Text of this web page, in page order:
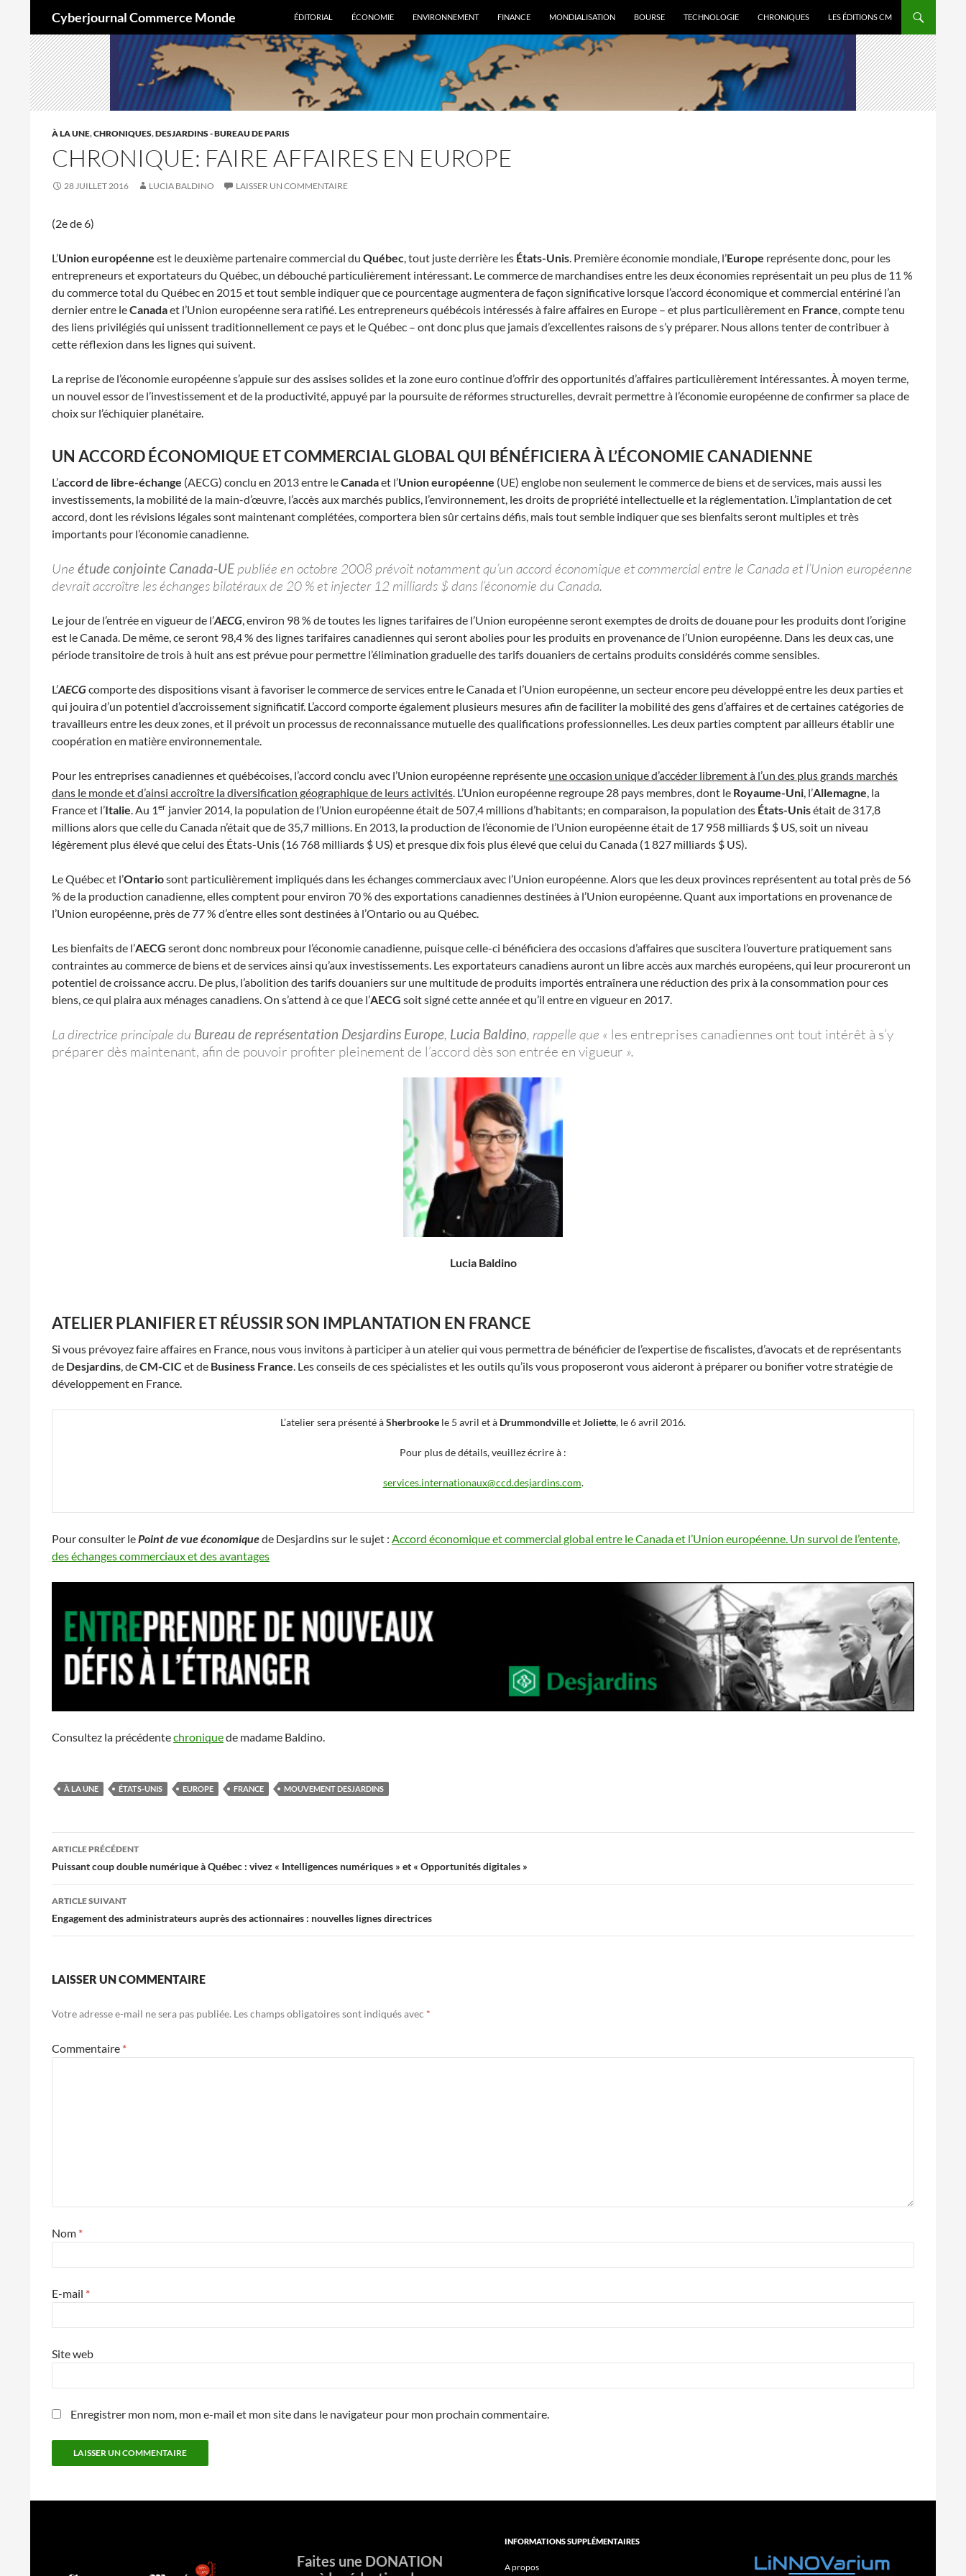
contenu
Cyberjournal Commerce Monde ÉDITORIAL ÉCONOMIE ENVIRONNEMENT FINANCE MONDIALISATION BOURSE TECHNOLOGIE CHRONIQUES LES ÉDITIONS CM
À LA UNE,CHRONIQUES,DESJARDINS - BUREAU DE PARIS
CHRONIQUE: FAIRE AFFAIRES EN EUROPE
28 JUILLET 2016 LUCIA BALDINO LAISSER UN COMMENTAIRE
(2e de 6)
L’Union européenne est le deuxième partenaire commercial du Québec, tout juste derrière les États-Unis. Première économie mondiale, l’Europe représente donc, pour les
entrepreneurs et exportateurs du Québec, un débouché particulièrement intéressant. Le commerce de marchandises entre les deux économies représentait un peu plus de 11 %
du commerce total du Québec en 2015 et tout semble indiquer que ce pourcentage augmentera de façon significative lorsque l’accord économique et commercial entériné l’an
dernier entre leCanadaet l’Union européenne sera ratifié. Les entrepreneurs québécois intéressés à faire affaires en Europe – et plus particulièrement en France, compte tenu
des liens privilégiés qui unissent traditionnellement ce pays et le Québec – ont donc plus que jamais d’excellentes raisons de s’y préparer. Nous allons tenter de contribuer à
cette réflexion dans les lignes qui suivent.
La reprise de l’économie européenne s’appuie sur des assises solides et la zone euro continue d’offrir des opportunités d’affaires particulièrement intéressantes. À moyen terme,
un nouvel essor de l’investissement et de la produc­tivité, appuyé par la poursuite de réformes structurelles, devrait permettre à l’économie européenne de confirmer sa place de
choix sur l’échiquier planétaire.
UN ACCORD ÉCONOMIQUE ET COMMERCIAL GLOBAL QUI BÉNÉFICIERA À L’ÉCONOMIE CANADIENNE
L’accord de libre-échange (AECG) conclu en 2013 entre leCanadaet l’Union européenne (UE) englobe non seulement le commerce de biens et de services, mais aussi les
investissements, la mobilité de la main-d’œuvre, l’accès aux marchés publics, l’environnement, les droits de propriété intellectuelle et la réglementation. L’implantation de cet
accord, dont les révisions légales sont maintenant complétées, comportera bien sûr certains défis, mais tout semble indiquer que ses bienfaits seront multiples et très
importants pour l’économie canadienne.
Une étude conjointe Canada-UEpubliée en octobre 2008 prévoit notamment qu’un accord économique et commercial entre le Canada et l’Union européenne
devrait accroître les échanges bilatéraux de 20 % et injecter 12 milliards $ dans l’économie du Canada.
Le jour de l’entrée en vigueur de l’AECG, environ 98 % de toutes les lignes tarifaires de l’Union européenne seront exemptes de droits de douane pour les produits dont l’origine
est le Canada. De même, ce seront 98,4 % des lignes tarifaires canadiennes qui seront abolies pour les produits en provenance de l’Union européenne. Dans les deux cas, une
période transitoire de trois à huit ans est prévue pour permettre l’élimination graduelle des tarifs douaniers de certains produits considérés comme sensibles.
L’AECGcomporte des dispositions visant à favoriser le commerce de services entre le Canada et l’Union européenne, un secteur encore peu développé entre les deux parties et
qui jouira d’un potentiel d’accroissement significatif. L’accord comporte également plusieurs mesures afin de faciliter la mobilité des gens d’affaires et de certaines catégories de
travailleurs entre les deux zones, et il prévoit un processus de reconnaissance mutuelle des qualifications professionnelles. Les deux parties comptent par ailleurs établir une
coopération en matière environnementale.
Pour les entreprises canadiennes et québécoises, l’accord conclu avec l’Union européenne représente une occasion unique d’accéder librement à l’un des plus grands marchés
dans le monde et d’ainsi accroître la diversification géographique de leurs activités. L’Union européenne regroupe 28 pays membres, dont le Royaume-Uni, l’Allemagne, la
France et l’Italie. Au 1er janvier 2014, la population de l’Union européenne était de 507,4 millions d’habitants; en comparaison, la population des États-Unisétait de 317,8
millions alors que celle du Canada n’était que de 35,7 millions. En 2013, la production de l’économie de l’Union européenne était de 17 958 milliards $ US, soit un niveau
légèrement plus élevé que celui des États-Unis (16 768 milliards $ US) et presque dix fois plus élevé que celui du Canada (1 827 milliards $ US).
Le Québec et l’Ontariosont particulièrement impliqués dans les échanges commerciaux avec l’Union européenne. Alors que les deux provinces représentent au total près de 56
% de la production canadienne, elles comptent pour environ 70 % des exportations canadiennes destinées à l’Union européenne. Quant aux importations en provenance de
l’Union européenne, près de 77 % d’entre elles sont destinées à l’Ontario ou au Québec.
Les bienfaits de l’AECG seront donc nombreux pour l’économie canadienne, puisque celle-ci bénéficiera des occasions d’affaires que suscitera l’ouverture pratiquement sans
contraintes au commerce de biens et de services ainsi qu’aux investissements. Les exportateurs canadiens auront un libre accès aux marchés européens, qui leur procureront un
potentiel de croissance accru. De plus, l’abolition des tarifs douaniers sur une multitude de produits importés entraînera une réduction des prix à la consommation pour ces
biens, ce qui plaira aux ménages canadiens. On s’attend à ce que l’AECG soit signé cette année et qu’il entre en vigueur en 2017.
La directrice principale du Bureau de représentation Desjardins Europe, Lucia Baldino, rappelle que « les entreprises canadiennes ont tout intérêt à s’y
préparer dès maintenant, afin de pouvoir profiter pleinement de l’accord dès son entrée en vigueur ».
Lucia Baldino
ATELIER PLANIFIER ET RÉUSSIR SON IMPLANTATION EN FRANCE
Si vous prévoyez faire affaires en France, nous vous invitons à participer à un atelier qui vous permettra de bénéficier de l’expertise de fiscalistes, d’avocats et de représentants
de Desjardins, deCM-CIC et de Business France. Les conseils de ces spécialistes et les outils qu’ils vous proposeront vous aideront à préparer ou bonifier votre stratégie de
développement en France.
L’atelier sera présenté àSherbrooke le 5 avril et à DrummondvilleetJoliette, le 6 avril 2016.
Pour plus de détails, veuillez écrire à :
services.internationaux@ccd.desjardins.com.
Pour consulter lePoint de vue économiquede Desjardins sur le sujet : Accord économique et commercial global entre le Canada et l’Union européenne. Un survol de l’entente,
des échanges commerciaux et des avantages
Consultez la précédentechroniquede madame Baldino.
À LA UNE ÉTATS-UNIS EUROPE FRANCE MOUVEMENT DESJARDINS
Navigation
des
articles
ARTICLE PRÉCÉDENT
Puissant coup double numérique à Québec : vivez « Intelligences numériques » et « Opportunités digitales »
ARTICLE SUIVANT
Engagement des administrateurs auprès des actionnaires : nouvelles lignes directrices
LAISSER UN COMMENTAIRE
Votre adresse e-mail ne sera pas publiée. Les champs obligatoires sont indiqués avec *
Commentaire *
Nom *
E-mail *
Site web
Enregistrer mon nom, mon e-mail et mon site dans le navigateur pour mon prochain commentaire.
Faites une DONATION
INFORMATIONS SUPPLÉMENTAIRES
A propos